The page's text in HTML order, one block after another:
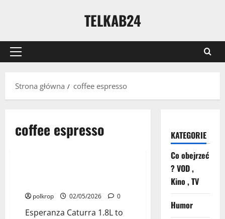
TELKAB24
Strona główna coffee espresso
coffee espresso
polkrop 02/05/2026 0
Esperanza Caturra 1.8L to
KATEGORIE
Co obejrzeć
? VOD ,
Kino , TV
Humor